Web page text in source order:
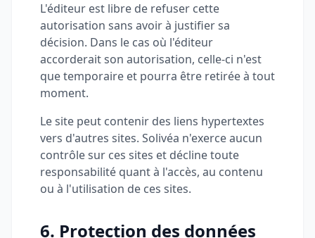
L'éditeur est libre de refuser cette
autorisation sans avoir à justifier sa
décision. Dans le cas où l'éditeur
accorderait son autorisation, celle-ci n'est
que temporaire et pourra être retirée à tout
moment.
Le site peut contenir des liens hypertextes
vers d'autres sites. Solivéa n'exerce aucun
contrôle sur ces sites et décline toute
responsabilité quant à l'accès, au contenu
ou à l'utilisation de ces sites.
6. Protection des données